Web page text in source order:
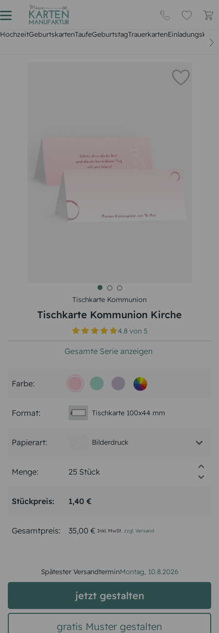
HochzeitGeburtskartenTaufeGeburtstagTrauerkarten
Tischkarte Kommunion
Tischkarte Kommunion Kirche
4.8 von5
Gesamte Serie anzeigen
Farbe:
Format: Tischkarte 100x44 mm
Papierart: Bilderdruck
Menge:
Stückpreis: 1,40 €
Gesamtpreis: 35,00 € Inkl. MwSt. zzgl. Versand
Spätester VersandterminMontag, 10.8.2026
jetzt gestalten
gratis Muster gestalten